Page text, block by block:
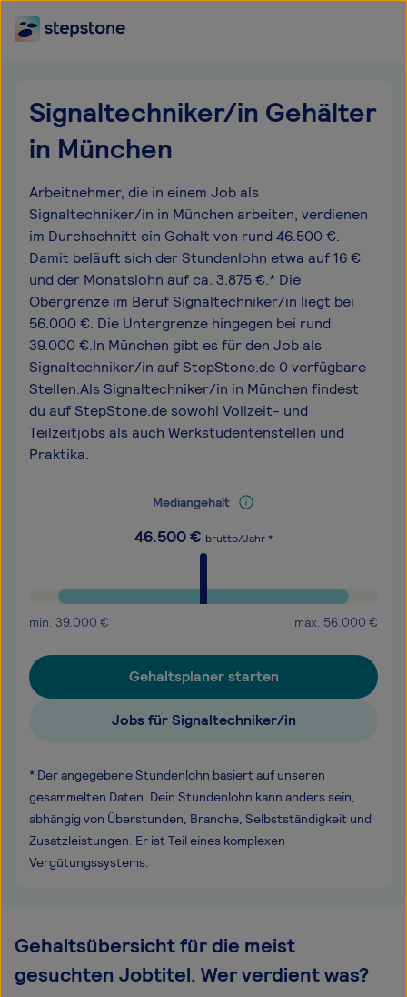
Signaltechniker/in Gehälter
in München
Arbeitnehmer, die in einem Job als
Signaltechniker/in in München arbeiten, verdienen
im Durchschnitt ein Gehalt von rund 46.500 €.
Damit beläuft sich der Stundenlohn etwa auf 16 €
und der Monatslohn auf ca. 3.875 €.* Die
Obergrenze im Beruf Signaltechniker/in liegt bei
56.000 €. Die Untergrenze hingegen bei rund
39.000 €.In München gibt es für den Job als
Signaltechniker/in auf StepStone.de 0 verfügbare
Stellen.Als Signaltechniker/in in München findest
du auf StepStone.de sowohl Vollzeit- und
Teilzeitjobs als auch Werkstudentenstellen und
Praktika.
Mediangehalt
46.500€ brutto/Jahr *
min. 39.000 € max. 56.000 €
Gehaltsplaner starten
Jobs für Signaltechniker/in
* Der angegebene Stundenlohn basiert auf unseren
gesammelten Daten. Dein Stundenlohn kann anders sein,
abhängig von Überstunden, Branche, Selbstständigkeit und
Zusatzleistungen. Er ist Teil eines komplexen
Vergütungssystems.
Gehaltsübersicht für die meist
gesuchten Jobtitel. Wer verdient was?